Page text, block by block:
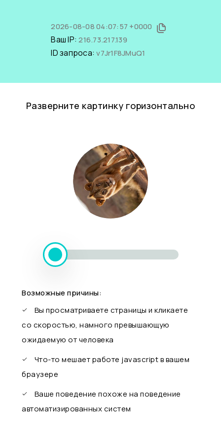
2026-08-08 04:07:57 +0000
Ваш IP:216.73.217.139
ID запроса:v7Jr1F8JMuQ1
Разверните картинку горизонтально
Возможные причины:
Вы просматриваете страницы и кликаете
со скоростью, намного превышающую
ожидаемую от человека
Что-то мешает работе javascript в вашем
браузере
Ваше поведение похоже на поведение
автоматизированных систем